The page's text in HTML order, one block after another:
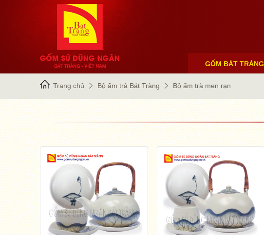
GỐM BÁT TRÀNG
Trang chủ Bộ ấm trà Bát Tràng Bộ ấm trà men rạn